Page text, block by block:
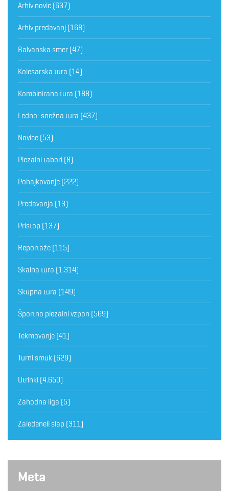
Arhiv novic (637)
Arhiv predavanj (168)
Balvanska smer (47)
Kolesarska tura (14)
Kombinirana tura (188)
Ledno-snežna tura (437)
Novice (53)
Plezalni tabori (8)
Pohajkovanje (222)
Predavanja (13)
Pristop (137)
Reportaže (115)
Skalna tura (1.314)
Skupna tura (149)
Športno plezalni vzpon (569)
Tekmovanje (41)
Turni smuk (629)
Utrinki (4.650)
Zahodna liga (5)
Zaledeneli slap (311)
Meta